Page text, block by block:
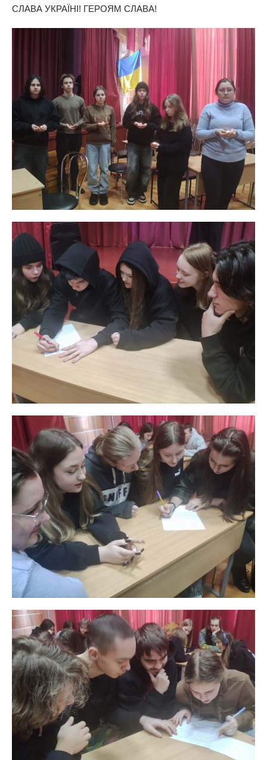
СЛАВА УКРАЇНІ! ГЕРОЯМ СЛАВА!